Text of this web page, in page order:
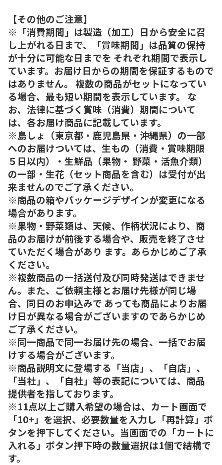
【その他のご注意】
※「消費期間」は製造（加工）日から安全に召
し上がれる日まで、「賞味期間」は品質の保持
が十分に可能な日までを それぞれ期間で表示し
ています。お届け日からの期間を保証するもので
はありません。 複数の商品がセットになってい
る場合、最も短い期間を表示しています。 な
お、法律に基づく賞味（消費）期間について
は、各お届け商品に記載しています。
※島しょ（東京都・鹿児島県・沖縄県）の一部
へのお届けついては、生もの（消費・賞味期限
５日以内）・生鮮品（果物・ 野菜・活魚介類）
の一部・生花（セット商品を含む）は受付が出
来ませんのでご了承ください。
※商品の箱やパッケージデザインが変更になる
場合があります。
※果物・野菜類は、天候、作柄状況により、商
品のお届けが前後する場合や、販売を終了させ
ていただく場合があり ます。あらかじめご了承
ください。
※複数商品の一括送付及び同時発送はできませ
ん。また、ご依頼主様とお届け先様が同じ場
合、同日のお申込みで あっても商品によりお届
け日が異なる場合がございますのであらかじめ
ご了承ください。
※同一商品で同一お届け先の場合、一括でお届
けする場合がございます。
※商品説明文に登場する「当店」、「自店」、
「当社」、「自社」等の表記については、商品
提供者を指しております。
※11点以上ご購入希望の場合は、カート画面で
「10+」を選択、必要数量を入力し「再計算」ボ
タンを押下してください。当画面での「カートに
入れる」ボタン押下時の数量選択は1個で結構で
す。